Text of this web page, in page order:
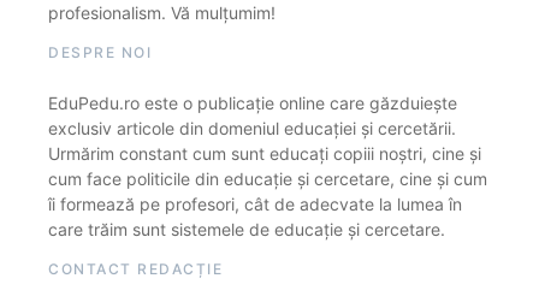
profesionalism. Vă mulțumim!
DESPRE NOI
EduPedu.ro este o publicație online care găzduiește
exclusiv articole din domeniul educației și cercetării.
Urmărim constant cum sunt educați copiii noștri, cine și
cum face politicile din educație și cercetare, cine și cum
îi formează pe profesori, cât de adecvate la lumea în
care trăim sunt sistemele de educație și cercetare.
CONTACT REDACȚIE